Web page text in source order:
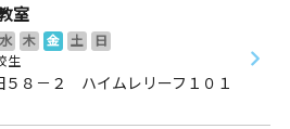
室
水 木 金 土
日
生
８－２ ハイムレリーフ１０１